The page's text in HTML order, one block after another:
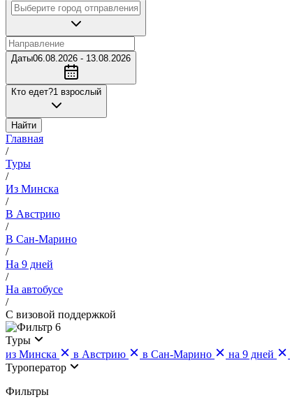
Даты06.08.2026 - 13.08.2026
Кто едет?1 взрослый
Найти
Главная
/
Туры
/
Из Минска
/
В Австрию
/
В Сан-Марино
/
На 9 дней
/
На автобусе
/
С визовой поддержкой
6
Туры
из Минска
в Австрию в Сан-Марино на 9 дней
Туроператор
Фильтры